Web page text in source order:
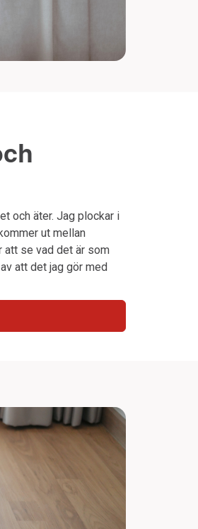
och äter. Jag plockar i
ut mellan
att se vad det är som
att det jag gör med